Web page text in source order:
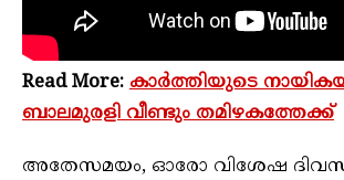
Read More: കാർത്തിയുടെ
ബാലമുരളി വീണ്ടും തമിഴകത്തേക്ക്
അതേസമയം, ഓരോ വിശേഷ